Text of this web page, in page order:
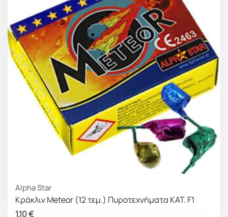
Alpha Star
Κράκλιν Meteor (12 τεμ.) Πυροτεχνήματα ΚΑΤ. F1
1.10€